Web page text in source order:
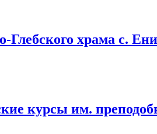
храма с.
курсы им.